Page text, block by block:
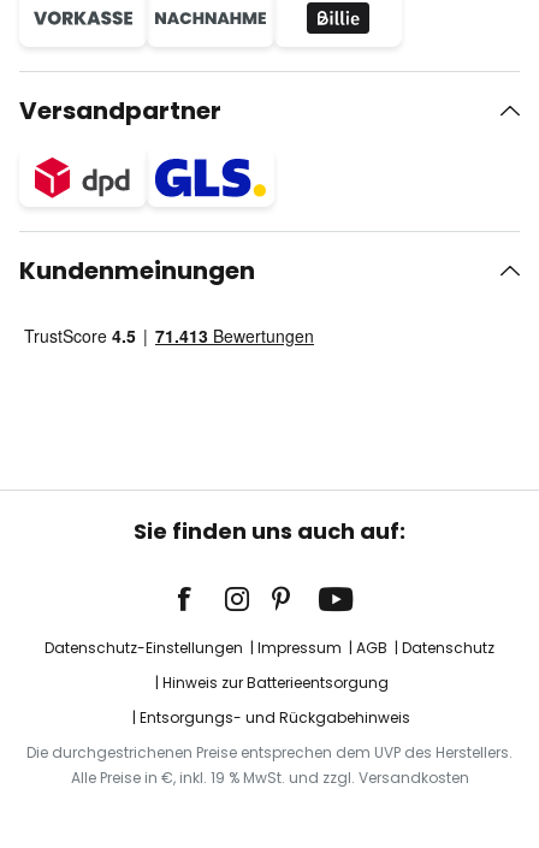
Versandpartner
Kundenmeinungen
Sie finden uns auch auf:
Datenschutz-Einstellungen Impressum AGB
Datenschutz
Hinweis zur Batterieentsorgung
Entsorgungs- und Rückgabehinweis
Die durchgestrichenen Preise entsprechen dem UVP des Herstellers.
Alle Preise in €, inkl. 19 % MwSt. und zzgl. Versandkosten